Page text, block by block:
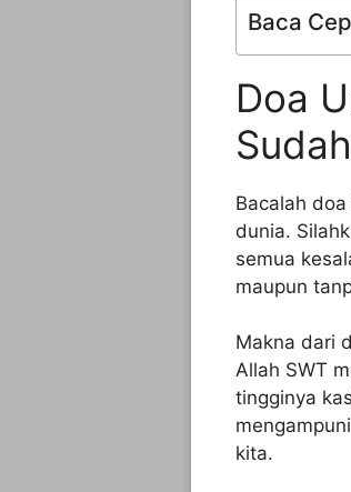
Baca
Doa
Bacalah
dunia.
semua
maupun
Makna dari
Allah SWT
tingginya
kita.